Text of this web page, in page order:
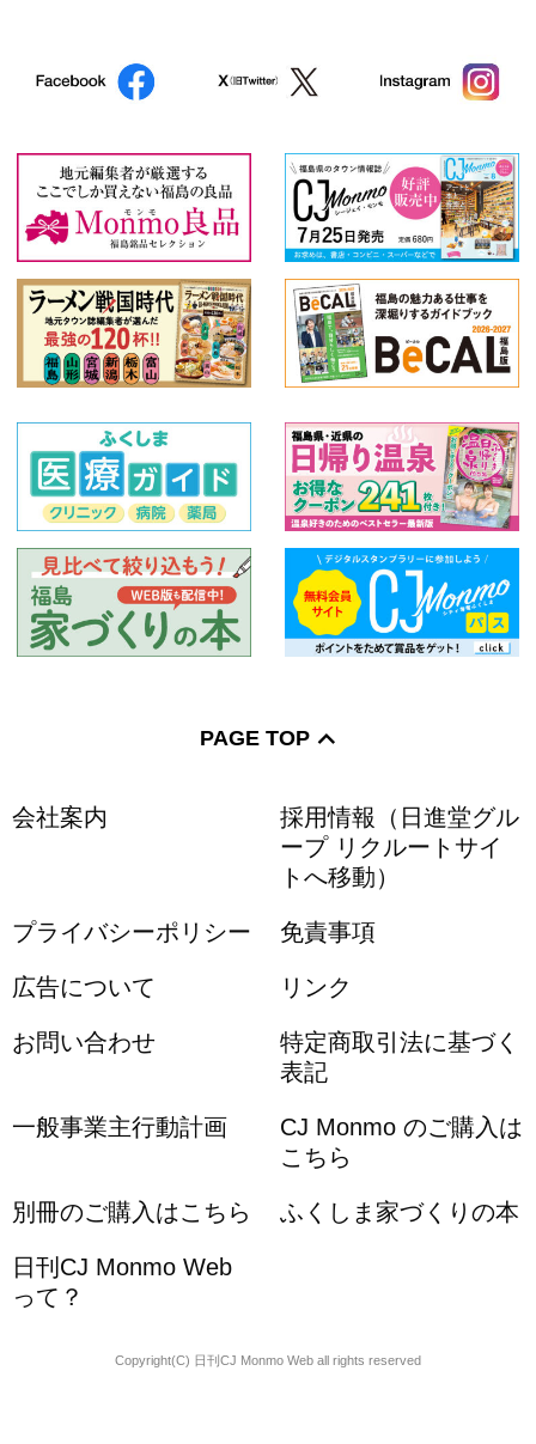
PAGE TOP
会社案内
採用情報（日進堂グル
ープ リクルートサイ
トへ移動）
プライバシーポリシー 免責事項
広告について リンク
お問い合わせ
特定商取引法に基づく
表記
一般事業主行動計画
CJ Monmo のご購入は
こちら
別冊のご購入はこちら ふくしま家づくりの本
日刊CJ Monmo Web
って？
Copyright(C) 日刊CJ Monmo Web all rights reserved